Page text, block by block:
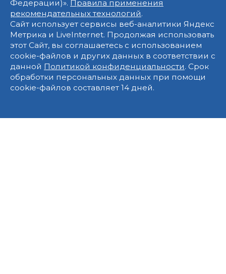
Федерации)». Правила применения
рекомендательных технологий.
Сайт использует сервисы веб-аналитики Яндекс
Метрика и LiveInternet. Продолжая использовать
этот Сайт, вы соглашаетесь с использованием
cookie-файлов и других данных в соответствии с
данной Политикой конфиденциальности. Срок
обработки персональных данных при помощи
cookie-файлов составляет 14 дней.